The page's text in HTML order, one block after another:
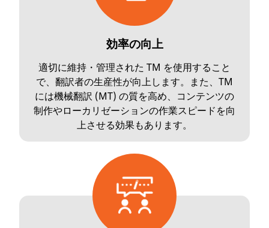
効率の向上
適切に維持・管理された TM を使用すること
で、翻訳者の生産性が向上します。また、TM
には機械翻訳 (MT) の質を高め、コンテンツの
制作やローカリゼーションの作業スピードを向
上させる効果もあります。